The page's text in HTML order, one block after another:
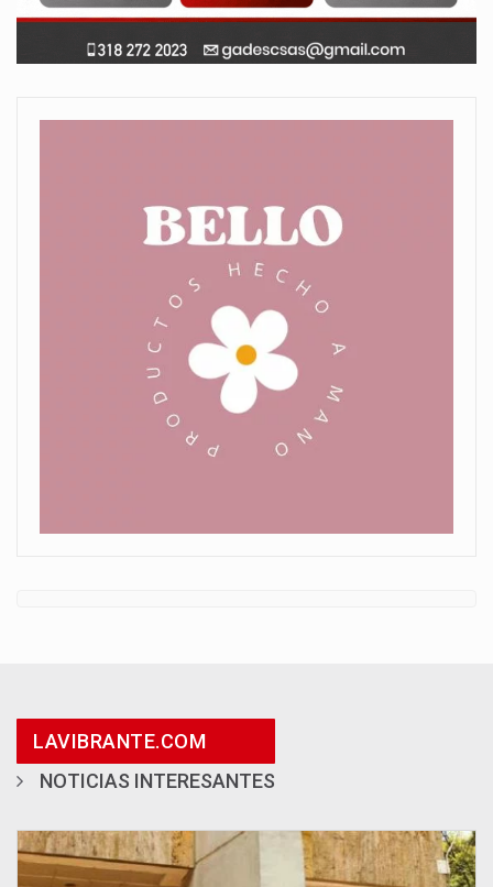
LAVIBRANTE.COM
NOTICIAS INTERESANTES